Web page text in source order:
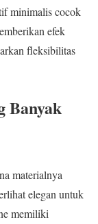
minimalis cocok
efek
fleksibilitas
Banyak
materialnya
elegan untuk
memiliki